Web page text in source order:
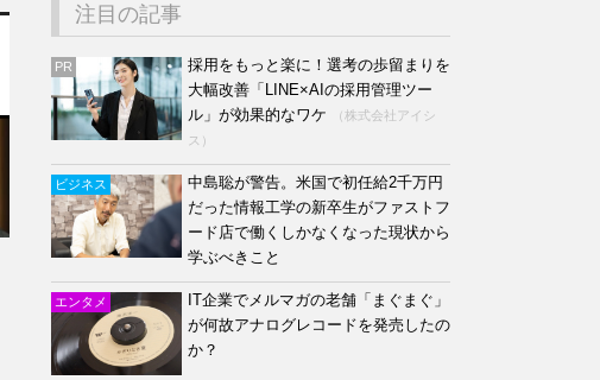
注目の記事
PR
採用をもっと楽に！選考の歩留まりを
大幅改善「LINE×AIの採用管理ツー
ル」が効果的なワケ
（株式会社アイシ
ス）
ビジネス
中島聡が警告。米国で初任給2千万円
だった情報工学の新卒生がファストフ
ード店で働くしかなくなった現状から
学ぶべきこと
エンタメ
IT企業でメルマガの老舗「まぐまぐ」
が何故アナログレコードを発売したの
か？